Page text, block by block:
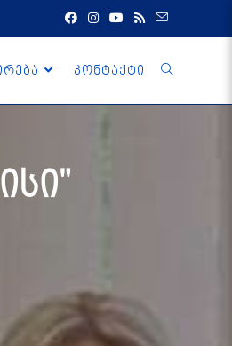
კონტაქტი